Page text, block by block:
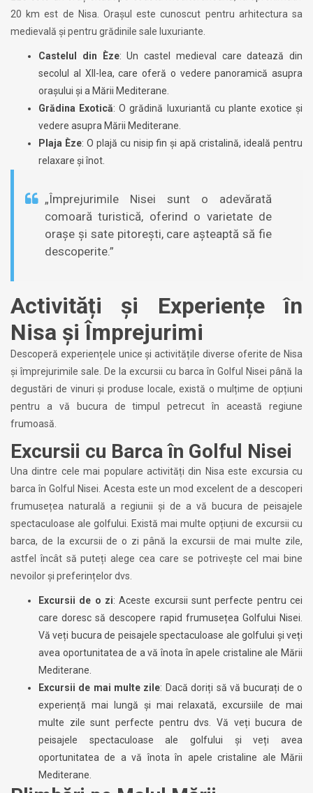
20 km est de Nisa. Orașul este cunoscut pentru arhitectura sa
medievală și pentru grădinile sale luxuriante.
Castelul din Èze: Un castel medieval care datează din
secolul al XII-lea, care oferă o vedere panoramică asupra
orașului și a Mării Mediterane.
Grădina Exotică: O grădină luxuriantă cu plante exotice și
vedere asupra Mării Mediterane.
Plaja Èze: O plajă cu nisip fin și apă cristalină, ideală pentru
relaxare și înot.
„Împrejurimile Nisei sunt o adevărată
comoară turistică, oferind o varietate de
orașe și sate pitorești, care așteaptă să fie
descoperite.”
Activități și Experiențe în
Nisa și Împrejurimi
Descoperă experiențele unice și activitățile diverse oferite de Nisa
și împrejurimile sale. De la excursii cu barca în Golful Nisei până la
degustări de vinuri și produse locale, există o mulțime de opțiuni
pentru a vă bucura de timpul petrecut în această regiune
frumoasă.
Excursii cu Barca în Golful Nisei
Una dintre cele mai populare activități din Nisa este excursia cu
barca în Golful Nisei. Acesta este un mod excelent de a descoperi
frumusețea naturală a regiunii și de a vă bucura de peisajele
spectaculoase ale golfului. Există mai multe opțiuni de excursii cu
barca, de la excursii de o zi până la excursii de mai multe zile,
astfel încât să puteți alege cea care se potrivește cel mai bine
nevoilor și preferințelor dvs.
Excursii de o zi: Aceste excursii sunt perfecte pentru cei
care doresc să descopere rapid frumusețea Golfului Nisei.
Vă veți bucura de peisajele spectaculoase ale golfului și veți
avea oportunitatea de a vă înota în apele cristaline ale Mării
Mediterane.
Excursii de mai multe zile: Dacă doriți să vă bucurați de o
experiență mai lungă și mai relaxată, excursiile de mai
multe zile sunt perfecte pentru dvs. Vă veți bucura de
peisajele spectaculoase ale golfului și veți avea
oportunitatea de a vă înota în apele cristaline ale Mării
Mediterane.